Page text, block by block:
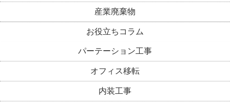
産業廃棄物
お役立ちコラム
パーテーション工事
オフィス移転
内装工事